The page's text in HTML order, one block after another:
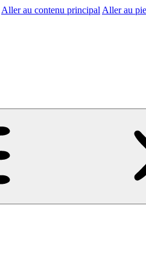
Aller au contenu principal Aller au